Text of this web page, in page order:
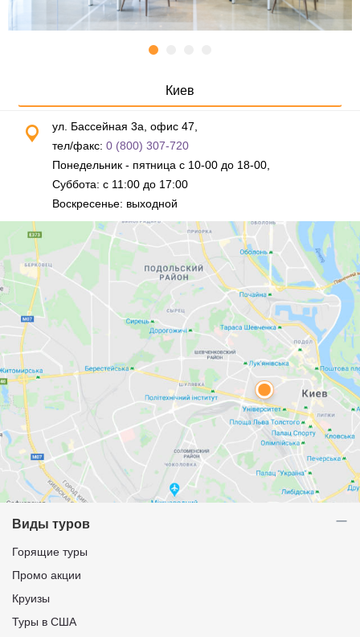
Киев
ул. Бассейная 3а, офис 47,
тел/факс: 0 (800) 307-720
Понедельник - пятница с 10-00 до 18-00,
Суббота: с 11:00 до 17:00
Воскресенье: выходной
Виды туров
Горящие туры
Промо акции
Круизы
Туры в США